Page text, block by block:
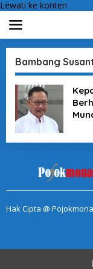
Lewati ke konten
Bambang
Hak Cipta @